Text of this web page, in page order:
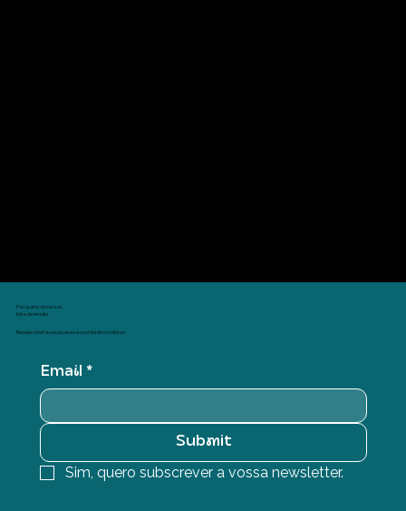
Faz parte da nossa
lista de emails
Recebe ofertas exclusivas e novidades criativas
Email *
Submit
Sim, quero subscrever a vossa newsletter.